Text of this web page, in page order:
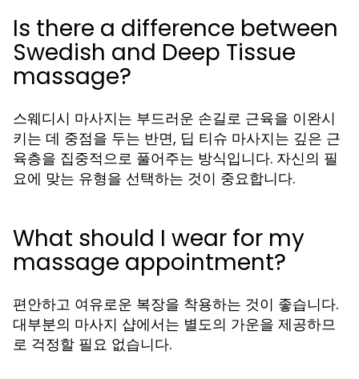
Is there a difference between
Swedish and Deep Tissue
massage?
스웨디시 마사지는 부드러운 손길로 근육을 이완시
키는 데 중점을 두는 반면, 딥 티슈 마사지는 깊은 근
육층을 집중적으로 풀어주는 방식입니다. 자신의 필
요에 맞는 유형을 선택하는 것이 중요합니다.
What should I wear for my
massage appointment?
편안하고 여유로운 복장을 착용하는 것이 좋습니다.
대부분의 마사지 샵에서는 별도의 가운을 제공하므
로 걱정할 필요 없습니다.